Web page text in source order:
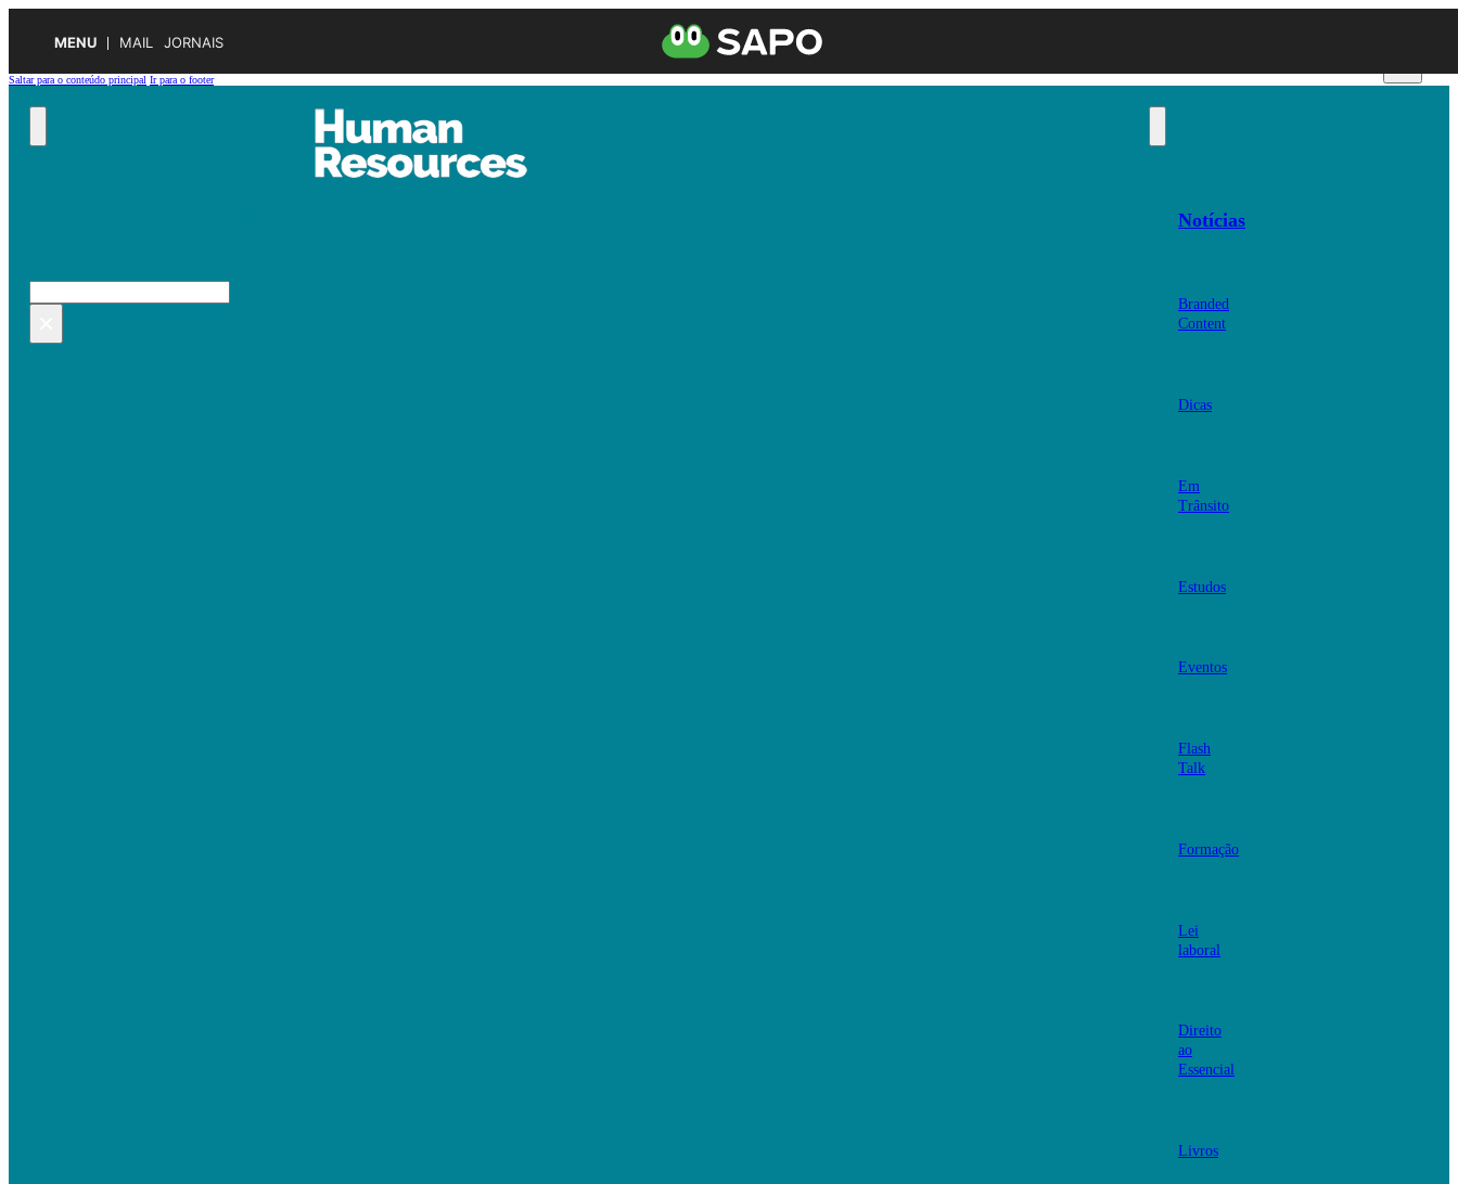
MENU MAIL JORNAIS
Saltar para o conteúdo principal Ir para o footer
Pesquisar
Notícias
Branded
Content
Dicas
Em
Trânsito
Estudos
Eventos
Flash
Talk
Formação
Lei
laboral
Direito
ao
Essencial
Livros